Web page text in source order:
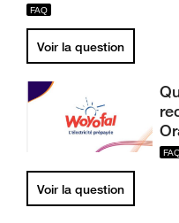
Voir la question
Voir la question